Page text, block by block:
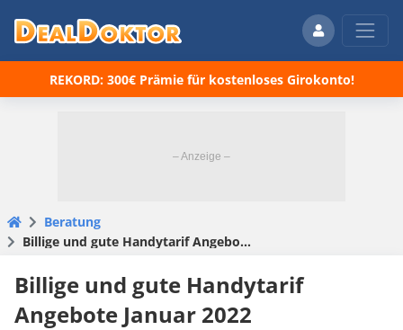
REKORD: 300€ Prämie für kostenloses Girokonto!
Beratung
Billige und gute Handytarif Angebote Januar 2022
Billige und gute Handytarif
Angebote Januar 2022